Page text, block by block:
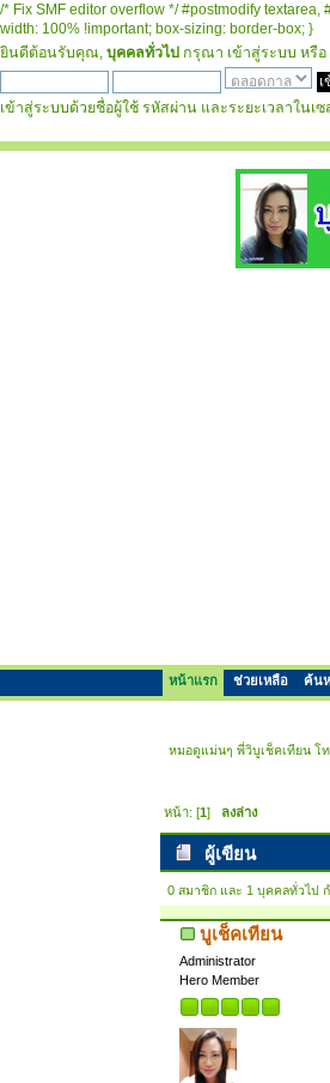
/* Fix SMF editor overflow */ #postmodify
width: 100% !important; box-sizing: border-box; }
ยินดีต้อนรับคุณ, บุคคลทั่วไป กรุณา เข้าสู่ระบบ หรือ
เข้าสู่ระบบด้วยชื่อผู้ใช้ รหัสผ่าน และระยะเวลาในเ
หน้าแรก ช่วยเหลือ ค้น
หมอดูแม่นๆ พี่วิบูเช็คเทียน โ
หน้า: [1] ลงล่าง
ผู้เขียน
0 สมาชิก และ 1 บุคคลทั่วไป
บูเช็คเทียน
Administrator
Hero Member